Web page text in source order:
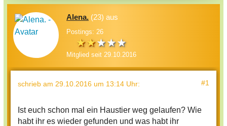
Alena. (23) aus
Postings: 26
Mitglied seit 29.10.2016
schrieb am 29.10.2016 um 13:14 Uhr: #1
Ist euch schon mal ein Haustier weg gelaufen? Wie
habt ihr es wieder gefunden und was habt ihr